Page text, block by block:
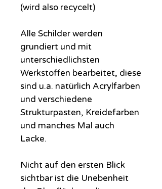
(wird also recycelt)
Alle Schilder werden
grundiert und mit
unterschiedlichsten
Werkstoffen bearbeitet, diese
sind u.a. natürlich Acrylfarben
und verschiedene
Strukturpasten, Kreidefarben
und manches Mal auch
Lacke.
Nicht auf den ersten Blick
sichtbar ist die Unebenheit